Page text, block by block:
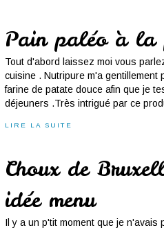
Pain paléo à la
Tout d'abord laissez moi vous
cuisine . Nutripure m'a
farine de patate douce afin que je
déjeuners .Très intrigué par ce
LIRE LA SUITE
Choux de
idée menu
Il y a un p'tit moment que je